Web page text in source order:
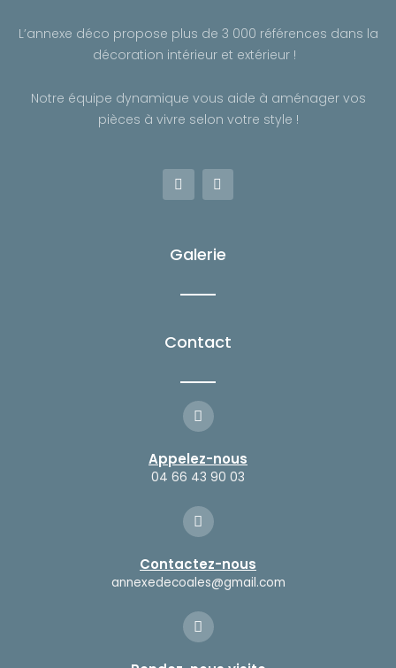
L’annexe déco propose plus de 3 000 références dans la
décoration intérieur et extérieur !
Notre équipe dynamique vous aide à aménager vos
pièces à vivre selon votre style !
F
a
c
o
o
f
I
n
s
r
Galerie
Contact
Appelez-nous
04 66 43 90 03
Contactez-nous
annexedecoales@gmail.com